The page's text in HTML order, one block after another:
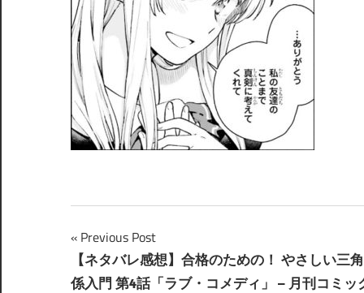
投
稿
Previous Post
【ネタバレ感想】合格のための！ やさしい三
係入門 第4話「ラブ・コメディ」 – 月刊コミッ